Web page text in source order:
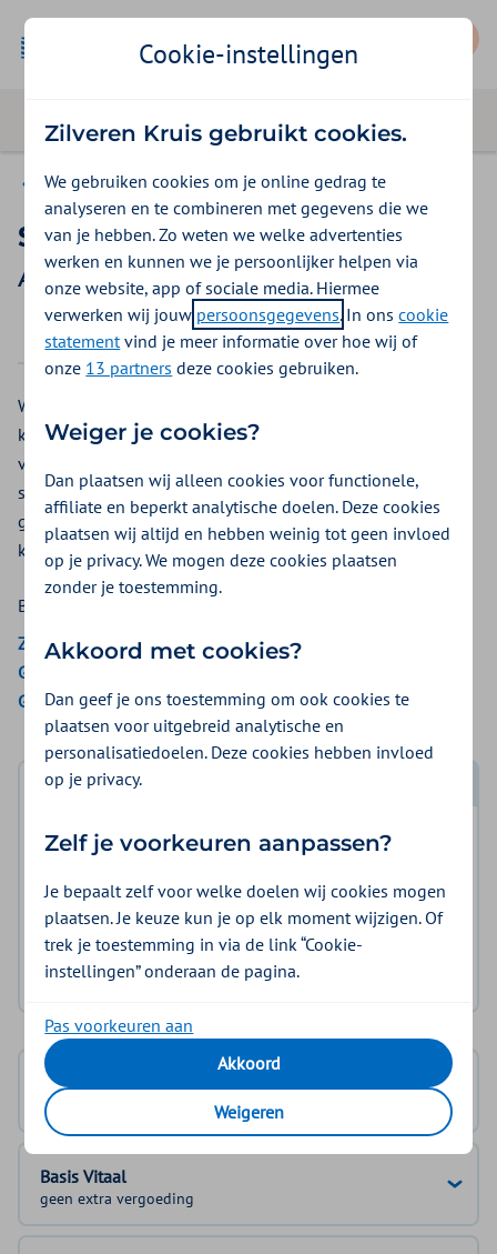
Aon Vitaal
Spataderbehandeling
Aon Vitaal vergoedingen 2026
2025 2026
Wilt u zich voor spataders laten behandelen? Bij Aon Vitaal
krijgt u hiervoor een vergoeding. Een spatader is een
verwijde ader die vaak goed te zien is op de huid. Een
spatader ontstaat doordat de kleppen in de ader niet meer
goed sluiten. Hierdoor stroomt er bloed terug. Spataderen
kunnen gevoelig zijn of pijn doen.
Bekijk de vergoedingen van:
Zilveren Kruis
Gemeenten Optimaal
Gemeente Amsterdam
Log in met DigiD
Log in en bekijk welke vergoeding en voorwaarden
Log in met DigiD
Geen DigiD? Vraag aan
Basisverzekering
100%
Basis Vitaal
geen extra vergoeding
Cookie-instellingen
Zilveren Kruis gebruikt cookies.
We gebruiken cookies om je online gedrag te
analyseren en te combineren met gegevens die we
van je hebben. Zo weten we welke advertenties
werken en kunnen we je persoonlijker helpen via
onze website, app of sociale media. Hiermee
verwerken wij jouw persoonsgegevens. In onscookie
statementvind je meer informatie over hoe wij of
onze 13 partners deze cookies gebruiken.
Weiger je cookies?
Dan plaatsen wij alleen cookies voor functionele,
affiliate en beperkt analytische doelen. Deze cookies
plaatsen wij altijd en hebben weinig tot geen invloed
op je privacy. We mogen deze cookies plaatsen
zonder je toestemming.
Akkoord met cookies?
Dan geef je ons toestemming om ook cookies te
plaatsen voor uitgebreid analytische en
personalisatiedoelen. Deze cookies hebben invloed
op je privacy.
Zelf je voorkeuren aanpassen?
Je bepaalt zelf voor welke doelen wij cookies mogen
plaatsen. Je keuze kun je op elk moment wijzigen. Of
trek je toestemming in via de link “Cookie-
instellingen” onderaan de pagina.
Pas voorkeuren aan
Akkoord
Weigeren